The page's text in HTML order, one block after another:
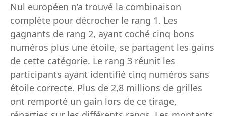
Nul européen n’a trouvé la combinaison
complète pour décrocher le rang 1. Les
gagnants de rang 2, ayant coché cinq bons
numéros plus une étoile, se partagent les gains
de cette catégorie. Le rang 3 réunit les
participants ayant identifié cinq numéros sans
étoile correcte. Plus de 2,8 millions de grilles
ont remporté un gain lors de ce tirage,